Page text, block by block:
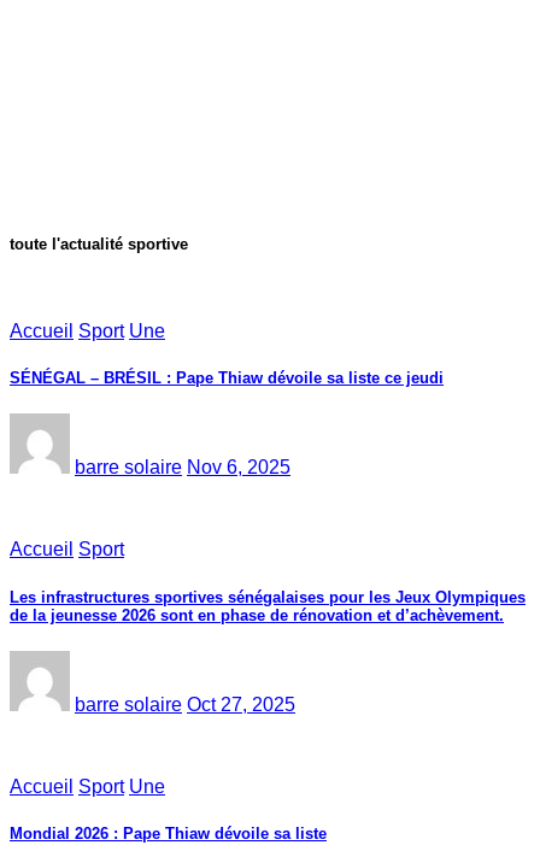
toute l'actualité sportive
Accueil Sport Une
SÉNÉGAL – BRÉSIL : Pape Thiaw dévoile sa liste ce jeudi
barre solaire Nov 6, 2025
Accueil Sport
Les infrastructures sportives sénégalaises pour les Jeux Olympiques
de la jeunesse 2026 sont en phase de rénovation et d’achèvement.
barre solaire Oct 27, 2025
Accueil Sport Une
Mondial 2026 : Pape Thiaw dévoile sa liste